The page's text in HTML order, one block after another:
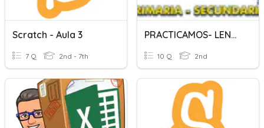
Scratch - Aula 3
7 Q 2nd - 7th
PRACTICAMOS- LENGUAJE - AULA NEWTON
10 Q 2nd